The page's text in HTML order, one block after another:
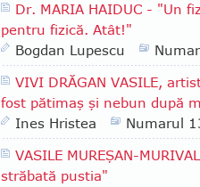
Dr. MARIA HAIDUC - "Un
pentru fizică. Atât!"
Bogdan Lupescu
VIVI DRĂGAN VASILE,
fost pătimaş şi nebun după
Ines Hristea
Numarul
VASILE MUREŞAN-
străbată pustia"